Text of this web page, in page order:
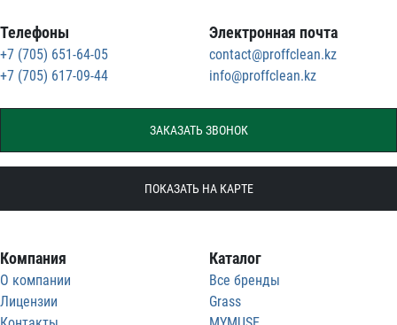
Телефоны
+7 (705) 651-64-05
+7 (705) 617-09-44
Электронная почта
contact@proffclean.kz
info@proffclean.kz
ЗАКАЗАТЬ ЗВОНОК
ПОКАЗАТЬ НА КАРТЕ
Компания
О компании
Лицензии
Каталог
Все бренды
Grass